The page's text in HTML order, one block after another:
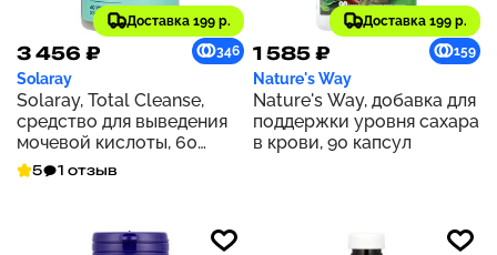
Доставка 199 р.
3 456 ₽ 346
Solaray
Solaray, Total Cleanse,
средство для выведения
мочевой кислоты, 60
растительных капсул
5 1 отзыв
Доставка 199 р.
1 585 ₽ 159
Nature's Way
Nature's Way, добавка для
поддержки уровня сахара
в крови, 90 капсул